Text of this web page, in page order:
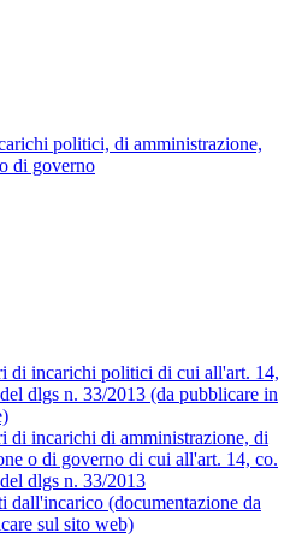
politici, di amministrazione,
di governo
di incarichi politici di cui all'art. 14,
dlgs n. 33/2013 (da pubblicare in
di incarichi di amministrazione, di
o di governo di cui all'art. 14, co.
dlgs n. 33/2013
dall'incarico (documentazione da
sul sito web)